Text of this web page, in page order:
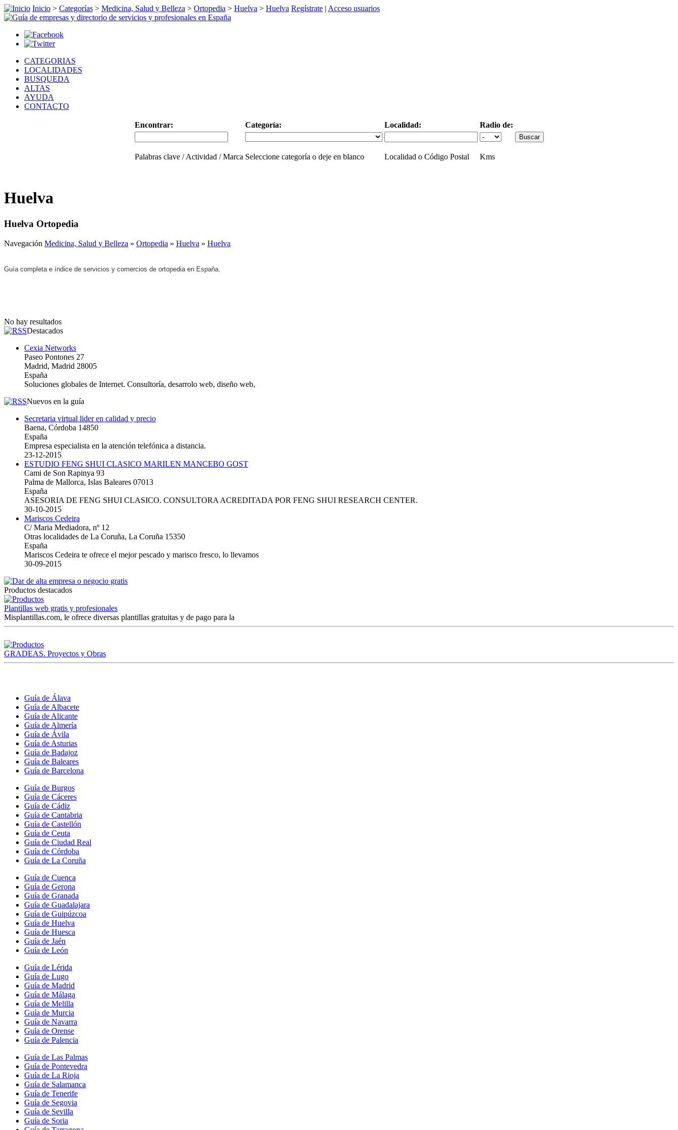
Inicio > Categorías > Medicina, Salud y Belleza > Ortopedia > Huelva > Huelva Regístrate | Acceso usuarios
CATEGORIAS
LOCALIDADES
BUSQUEDA
ALTAS
AYUDA
CONTACTO
Encontrar: Categoría: Localidad: Radio de:
Palabras clave / Actividad / Marca Seleccione categoría o deje en blanco Localidad o Código Postal Kms
Huelva
Huelva Ortopedia
Navegación Medicina, Salud y Belleza » Ortopedia » Huelva » Huelva
Guía completa e índice de servicios y comercios de ortopedia en España.
No hay resultados
Destacados
Cexia Networks
Paseo Pontones 27
Madrid, Madrid 28005
España
Soluciones globales de Internet. Consultoría, desarrolo web, diseño web,
Nuevos en la guía
Secretaria virtual lider en calidad y precio
Baena, Córdoba 14850
España
Empresa especialista en la atención telefónica a distancia.
23-12-2015
ESTUDIO FENG SHUI CLASICO MARILEN MANCEBO GOST
Cami de Son Rapinya 93
Palma de Mallorca, Islas Baleares 07013
España
ASESORIA DE FENG SHUI CLASICO. CONSULTORA ACREDITADA POR FENG SHUI RESEARCH CENTER.
30-10-2015
Mariscos Cedeira
C/ Maria Mediadora, nº 12
Otras localidades de La Coruña, La Coruña 15350
España
Mariscos Cedeira te ofrece el mejor pescado y marisco fresco, lo llevamos
30-09-2015
Productos destacados
Plantillas web gratis y profesionales
Misplantillas.com, le ofrece diversas plantillas gratuitas y de pago para la
GRADEAS. Proyectos y Obras
Guía de Álava
Guía de Albacete
Guía de Alicante
Guía de Almería
Guía de Ávila
Guía de Asturias
Guía de Badajoz
Guía de Baleares
Guía de Barcelona
Guía de Burgos
Guía de Cáceres
Guía de Cádiz
Guía de Cantabria
Guía de Castellón
Guía de Ceuta
Guía de Ciudad Real
Guía de Córdoba
Guía de La Coruña
Guía de Cuenca
Guía de Gerona
Guía de Granada
Guía de Guadalajara
Guía de Guipúzcoa
Guía de Huelva
Guía de Huesca
Guía de Jaén
Guía de León
Guía de Lérida
Guía de Lugo
Guía de Madrid
Guía de Málaga
Guía de Melilla
Guía de Murcia
Guía de Navarra
Guía de Orense
Guía de Palencia
Guía de Las Palmas
Guía de Pontevedra
Guía de La Rioja
Guía de Salamanca
Guía de Tenerife
Guía de Segovia
Guía de Sevilla
Guía de Soria